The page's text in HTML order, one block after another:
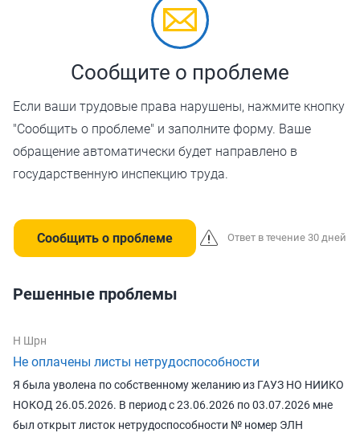
Сообщите о проблеме
Если ваши трудовые права нарушены, нажмите кнопку
"Сообщить о проблеме" и заполните форму. Ваше
обращение автоматически будет направлено в
государственную инспекцию труда.
Сообщить о проблеме Ответ в течение 30 дней
Решенные проблемы
Н Шрн
Не оплачены листы нетрудоспособности
Я была уволена по собственному желанию из ГАУЗ НО НИИКО
НОКОД 26.05.2026. В период с 23.06.2026 по 03.07.2026 мне
был открыт листок нетрудоспособности № номер ЭЛН